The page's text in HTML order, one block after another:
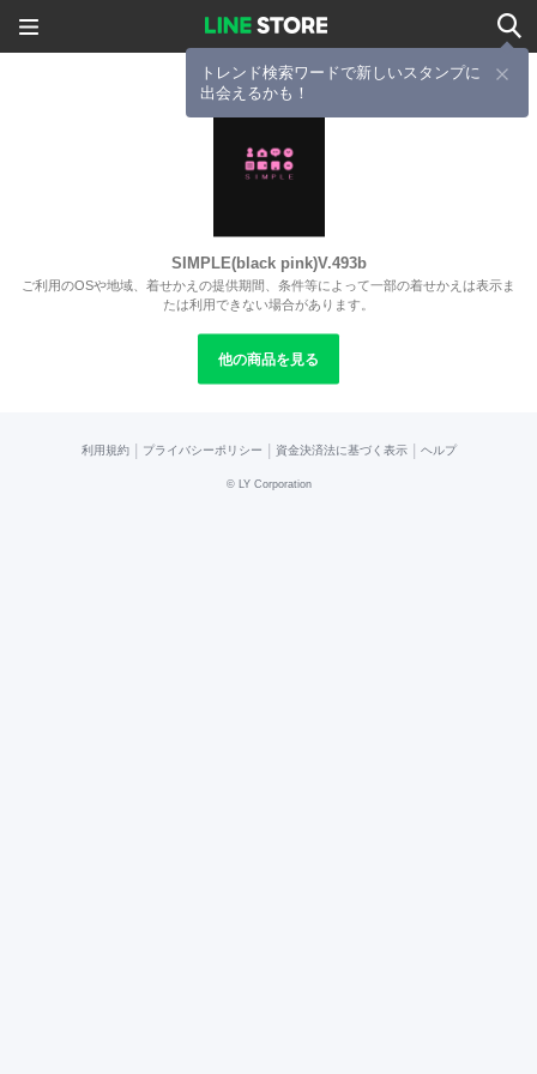
トレンド検索ワードで新しいスタンプに
出会えるかも！
SIMPLE(black pink)V.493b
ご利用のOSや地域、着せかえの提供期間、条件等によって一部の着せかえは表示ま
たは利用できない場合があります。
他の商品を見る
利用規約 プライバシーポリシー 資金決済法に基づく表示 ヘルプ
© LY Corporation